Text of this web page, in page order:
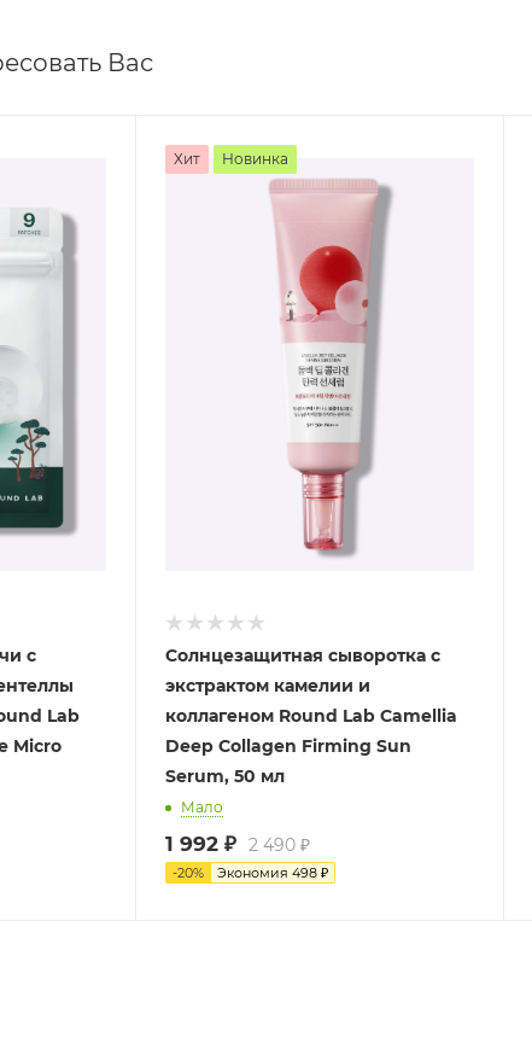
Вас
с
Lab
Micro
Хит Новинка
Солнцезащитная сыворотка с
экстрактом камелии и
коллагеном Round Lab Camellia
Deep Collagen Firming Sun
Serum, 50 мл
Мало
1 992₽ 2 490₽
-20% Экономия 498₽